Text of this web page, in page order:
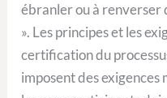
ébranler ou à renverser
». Les principes et les
certification du
imposent des